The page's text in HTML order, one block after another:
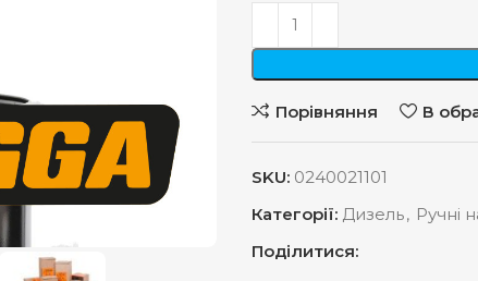
Порівняння В
SKU: 0240021101
Категорії: Дизель, Ручні
Поділитися: